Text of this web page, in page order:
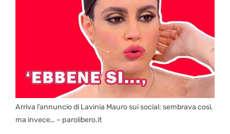
Arriva l’annuncio di Lavinia Mauro sui social: sembrava così,
ma invece… – parolibero.it